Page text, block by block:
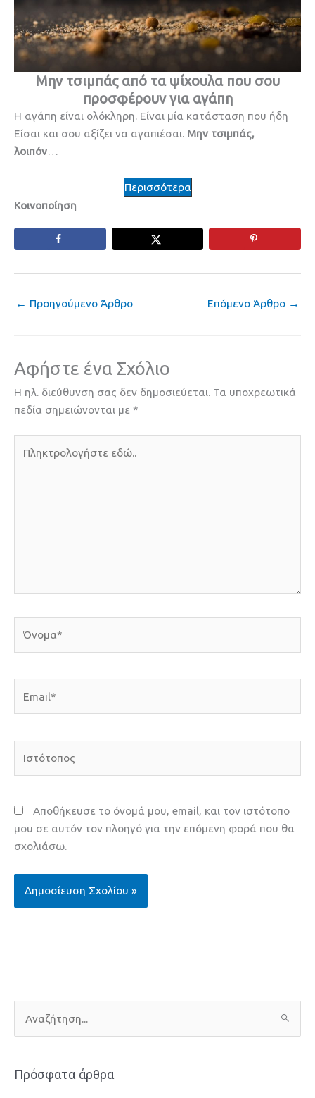
Μην τσιμπάς από τα ψίχουλα που σου
προσφέρουν για αγάπη
Η αγάπη είναι ολόκληρη. Είναι μία κατάσταση που ήδη
Είσαι και σου αξίζει να αγαπιέσαι. Μην τσιμπάς,
λοιπόν…
Περισσότερα
Κοινοποίηση
← Προηγούμενο Άρθρο Επόμενο Άρθρο →
Αφήστε ένα Σχόλιο
Η ηλ. διεύθυνση σας δεν δημοσιεύεται. Τα υποχρεωτικά
πεδία σημειώνονται με *
εδώ..
Αποθήκευσε το όνομά μου, email, και τον ιστότοπο
μου σε αυτόν τον πλοηγό για την επόμενη φορά που θα
σχολιάσω.
ν
ζΠρόσφατα άρθρα